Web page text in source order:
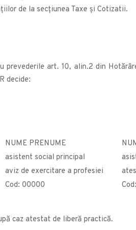
de la secțiunea Taxe și Cotizatii.
prevederile art. 10, alin.2 din
decide:
NUME PRENUME
asistent social principal
aviz de exercitare a profesiei
Cod: 00000
caz atestat de liberă practică.